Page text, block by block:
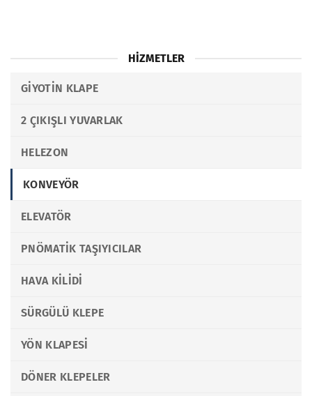
HIZMETLER
GIYOTIN KLAPE
2 ÇIKIŞLI YUVARLAK
HELEZON
KONVEYÖR
ELEVATÖR
PNÖMATIK TAŞIYICILAR
HAVA KILIDI
SÜRGÜLÜ KLEPE
YÖN KLAPESI
DÖNER KLEPELER